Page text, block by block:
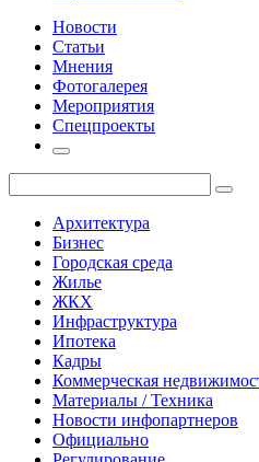
Новости
Статьи
Мнения
Фотогалерея
Мероприятия
Спецпроекты
Архитектура
Бизнес
Городская среда
Жилье
ЖКХ
Инфраструктура
Ипотека
Кадры
Коммерческая
Материалы / Техника
Новости инфопартнеров
Официально